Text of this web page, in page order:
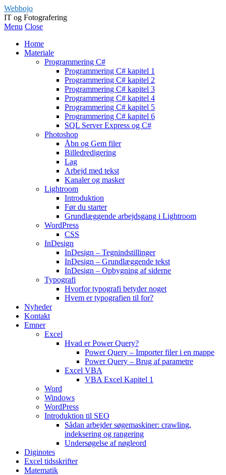
Webbojo
IT og Fotografering
Menu Close
Home
Materiale
Programmering C#
Programmering C# kapitel 1
Programmering C# kapitel 2
Programmering C# kapitel 3
Programmering C# kapitel 4
Programmering C# kapitel 5
Programmering C# kapitel 6
SQL Server Express og C#
Photoshop
Åbn og Gem filer
Billedredigering
Lag
Arbejd med tekst
Kanaler og masker
Lightroom
Introduktion
Før du starter
Grundlæggende arbejdsgang i Lightroom
WordPress
CSS
InDesign
InDesign – Tegnindstillinger
InDesign – Grundlæggende tekst
InDesign – Opbygning af siderne
Typografi
Hvorfor typografi betyder noget
Hvem er typografien til for?
Nyheder
Kontakt
Emner
Excel
Hvad er Power Query?
Power Query – Importer filer i en mappe
Power Query – Brug af parametre
Excel VBA
VBA Excel Kapitel 1
Word
Windows
WordPress
Introduktion til SEO
Sådan arbejder søgemaskiner: crawling,
indeksering og rangering
Undersøgelse af nøgleord
Diginotes
Excel tidsskrifter
Matematik